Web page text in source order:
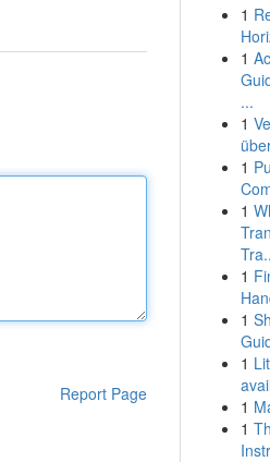
Report Page
1
1
...
1
1
1
1
1
1
1
1